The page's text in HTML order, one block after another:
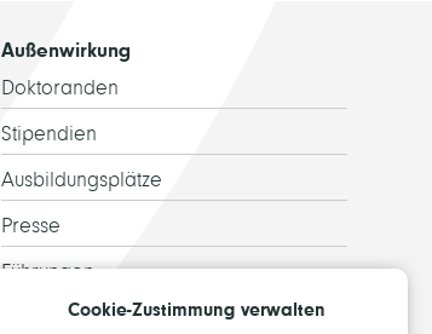
Außenwirkung
Doktoranden
Stipendien
Ausbildungsplätze
Presse
Führungen
EhemaligeCookie-Zustimmung verwalten